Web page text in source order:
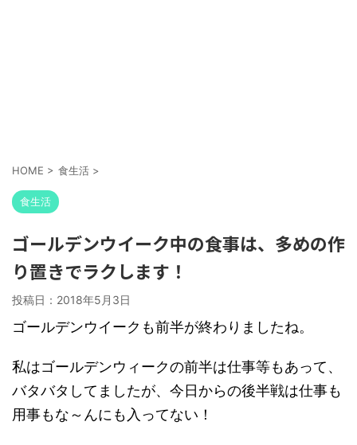
HOME > 食生活 >
食生活
ゴールデンウイーク中の食事は、多めの作
り置きでラクします！
投稿日： 2018年5月3日
ゴールデンウイークも前半が終わりましたね。
私はゴールデンウィークの前半は仕事等もあって、
バタバタしてましたが、今日からの後半戦は仕事も
用事もな～んにも入ってない！